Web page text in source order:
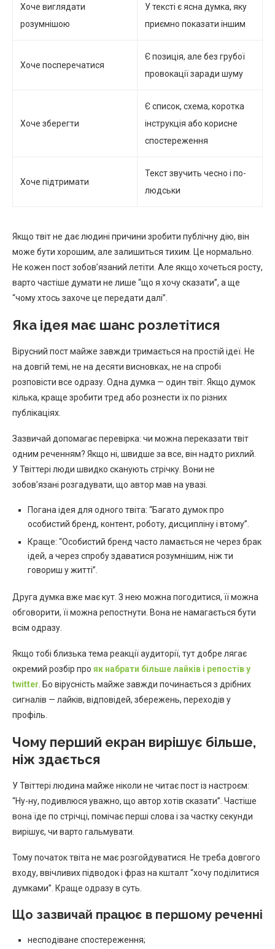
Хоче виглядати
розумнішою
У тексті є ясна думка, яку
приємно показати іншим
Хоче посперечатися
Є позиція, але без грубої
провокації заради шуму
Хоче зберегти
Є список, схема, коротка
інструкція або корисне
спостереження
Хоче підтримати
Текст звучить чесно і по-
людськи
Якщо твіт не дає людині причини зробити публічну дію, він
може бути хорошим, але залишиться тихим. Це нормально.
Не кожен пост зобов’язаний летіти. Але якщо хочеться росту,
варто частіше думати не лише “що я хочу сказати”, а ще
“чому хтось захоче це передати далі”.
Яка ідея має шанс розлетітися
Вірусний пост майже завжди тримається на простій ідеї. Не
на довгій темі, не на десяти висновках, не на спробі
розповісти все одразу. Одна думка — один твіт. Якщо думок
кілька, краще зробити тред або рознести їх по різних
публікаціях.
Зазвичай допомагає перевірка: чи можна переказати твіт
одним реченням? Якщо ні, швидше за все, він надто рихлий.
У Твіттері люди швидко сканують стрічку. Вони не
зобов’язані розгадувати, що автор мав на увазі.
Погана ідея для одного твіта: “Багато думок про
особистий бренд, контент, роботу, дисципліну і втому”.
Краще: “Особистий бренд часто ламається не через брак
ідей, а через спробу здаватися розумнішим, ніж ти
говориш у житті”.
Друга думка вже має кут. З нею можна погодитися, її можна
обговорити, її можна репостнути. Вона не намагається бути
всім одразу.
Якщо тобі близька тема реакції аудиторії, тут добре лягає
окремий розбір про як набрати більше лайків і репостів у
twitter . Бо вірусність майже завжди починається з дрібних
сигналів — лайків, відповідей, збережень, переходів у
профіль.
Чому перший екран вирішує більше,
ніж здається
У Твіттері людина майже ніколи не читає пост із настроєм:
“Ну-ну, подивлюся уважно, що автор хотів сказати”. Частіше
вона їде по стрічці, помічає перші слова і за частку секунди
вирішує, чи варто гальмувати.
Тому початок твіта не має розгойдуватися. Не треба довгого
входу, ввічливих підводок і фраз на кшталт “хочу поділитися
думками”. Краще одразу в суть.
Що зазвичай працює в першому реченні
несподіване спостереження;